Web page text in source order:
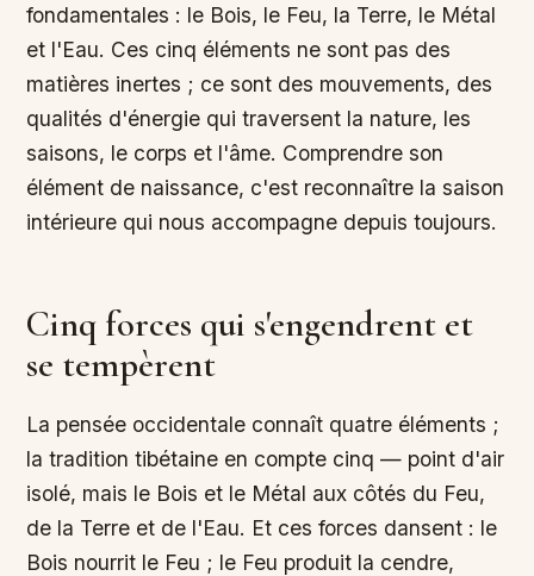
fondamentales : le Bois, le Feu, la Terre, le Métal
et l'Eau. Ces cinq éléments ne sont pas des
matières inertes ; ce sont des mouvements, des
qualités d'énergie qui traversent la nature, les
saisons, le corps et l'âme. Comprendre son
élément de naissance, c'est reconnaître la saison
intérieure qui nous accompagne depuis toujours.
Cinq forces qui s'engendrent et
se tempèrent
La pensée occidentale connaît quatre éléments ;
la tradition tibétaine en compte cinq — point d'air
isolé, mais le Bois et le Métal aux côtés du Feu,
de la Terre et de l'Eau. Et ces forces dansent : le
Bois nourrit le Feu ; le Feu produit la cendre,